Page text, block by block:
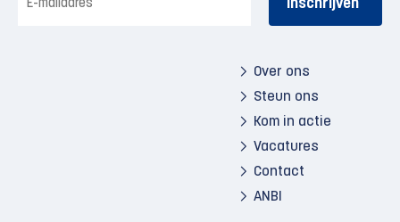
mailadres
Over ons
Steun ons
Kom in actie
Vacatures
Contact
ANBI